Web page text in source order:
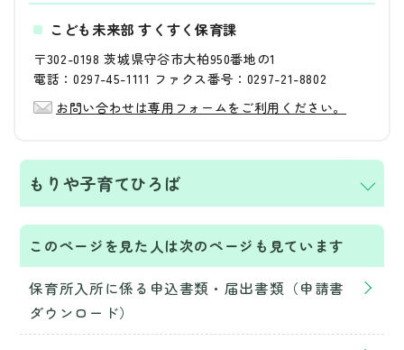
こども未来部 すくすく保育課
〒302-0198 茨城県守谷市大柏950番地の1
電話：0297-45-1111 ファクス番号：0297-21-8802
お問い合わせは専用フォームをご利用ください。
もりや子育てひろば
このページを見た人は次のページも見ています
保育所入所に係る申込書類・届出書類（申請書
ダウンロード）